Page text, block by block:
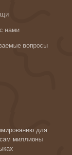
нами
вопросы
для
миллионы